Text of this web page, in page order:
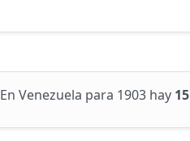
En Venezuela para 1903 hay 15